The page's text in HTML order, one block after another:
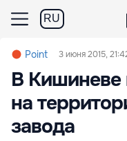
RU
Point 3 июня 2015,
В
на
завода